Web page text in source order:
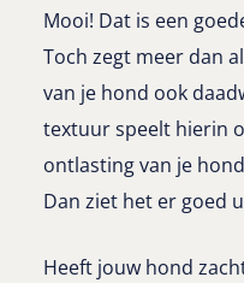
Mooi! Dat is een
Toch zegt meer dan
van je hond ook
textuur speelt hierin
ontlasting van je
Dan ziet het er goed
Heeft jouw hond